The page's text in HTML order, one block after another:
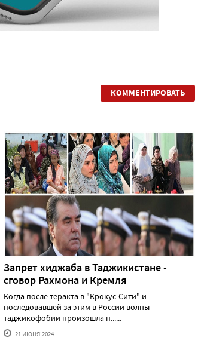
КОММЕНТИРОВАТЬ
Запрет хиджаба в Таджикистане -
сговор Рахмона и Кремля
Когда после теракта в "Крокус-Сити" и
последовавшей за этим в России волны
таджикофобии произошла п......
21 ИЮНЯ'2024